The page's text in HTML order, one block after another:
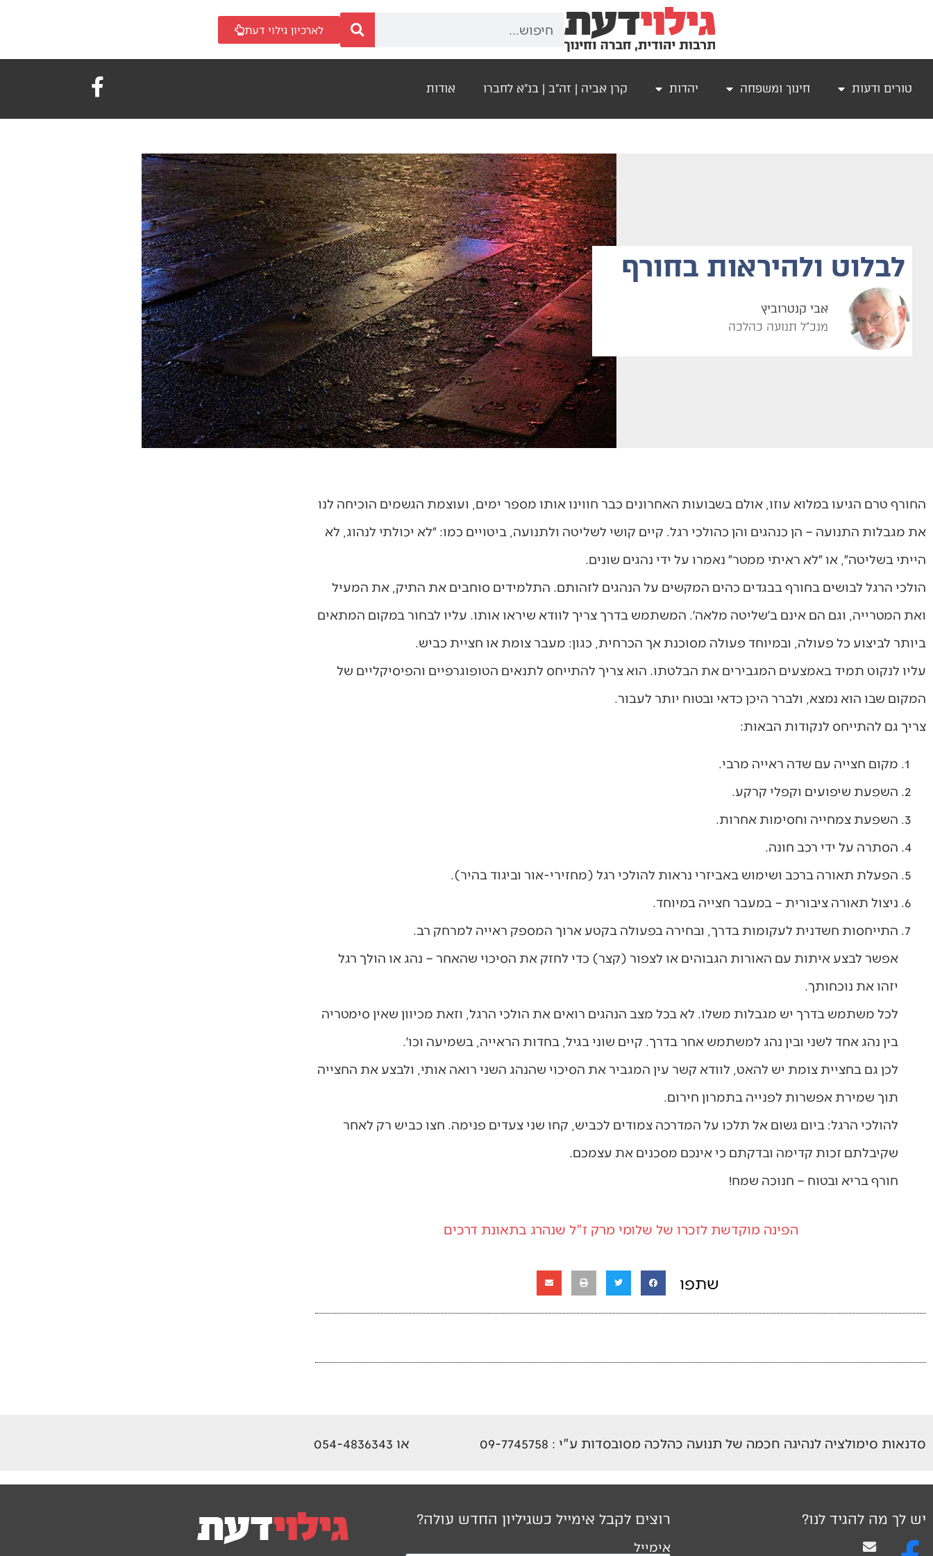
לארכיון גילוי דעת
טורים ודעות חינוך ומשפחה יהדות קרן אביה | זה"ב | בנ"א לחברו אודות
לבלוט ולהיראות בחורף
אבי קנטרוביץ
מנכ"ל תנועה כהלכה
החורף טרם הגיעו במלוא עוזו, אולם בשבועות האחרונים כבר חווינו אותו מספר ימים, ועוצמת הגשמים הוכיחה לנו
את מגבלות התנועה – הן כנהגים והן כהולכי רגל. קיים קושי לשליטה ולתנועה, ביטויים כמו: ״לא יכולתי לנהוג, לא
הייתי בשליטה״, או ״לא ראיתי ממטר״ נאמרו על ידי נהגים שונים.
הולכי הרגל לבושים בחורף בבגדים כהים המקשים על הנהגים לזהותם. התלמידים סוחבים את התיק, את המעיל
ואת המטרייה, וגם הם אינם ב׳שליטה מלאה׳. המשתמש בדרך צריך לוודא שיראו אותו. עליו לבחור במקום המתאים
ביותר לביצוע כל פעולה, ובמיוחד פעולה מסוכנת אך הכרחית, כגון: מעבר צומת או חציית כביש.
עליו לנקוט תמיד באמצעים המגבירים את הבלטתו. הוא צריך להתייחס לתנאים הטופוגרפיים והפיסיקליים של
המקום שבו הוא נמצא, ולברר היכן כדאי ובטוח יותר לעבור.
צריך גם להתייחס לנקודות הבאות:
מקום חצייה עם שדה ראייה מרבי.
השפעת שיפועים וקפלי קרקע.
השפעת צמחייה וחסימות אחרות.
הסתרה על ידי רכב חונה.
הפעלת תאורה ברכב ושימוש באביזרי נראות להולכי רגל (מחזירי-אור וביגוד בהיר).
ניצול תאורה ציבורית – במעבר חצייה במיוחד.
התייחסות חשדנית לעקומות בדרך, ובחירה בפעולה בקטע ארוך המספק ראייה למרחק רב.
אפשר לבצע איתות עם האורות הגבוהים או לצפור (קצר) כדי לחזק את הסיכוי שהאחר – נהג או הולך רגל
יזהו את נוכחותך.
לכל משתמש בדרך יש מגבלות משלו. לא בכל מצב הנהגים רואים את הולכי הרגל, וזאת מכיוון שאין סימטריה
בין נהג אחד לשני ובין נהג למשתמש אחר בדרך. קיים שוני בגיל, בחדות הראייה, בשמיעה וכו׳.
לכן גם בחציית צומת יש להאט, לוודא קשר עין המגביר את הסיכוי שהנהג השני רואה אותי, ולבצע את החצייה
תוך שמירת אפשרות לפנייה בתמרון חירום.
להולכי הרגל: ביום גשום אל תלכו על המדרכה צמודים לכביש, קחו שני צעדים פנימה. חצו כביש רק לאחר
שקיבלתם זכות קדימה ובדקתם כי אינכם מסכנים את עצמכם.
חורף בריא ובטוח – חנוכה שמח!
הפינה מוקדשת לזכרו של שלומי מרק ז"ל שנהרג בתאונת דרכים
שתפו
סדנאות סימולציה לנהיגה חכמה של תנועה כהלכה מסובסדות ע"י : 09-7745758 או 054-4836343
יש לך מה להגיד לנו? רוצים לקבל אימייל כשגיליון החדש עולה?
אימייל